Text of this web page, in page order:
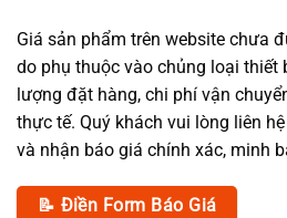
Giá sản phẩm trên website chưa
do phụ thuộc vào chủng loại thiết
lượng đặt hàng, chi phí vận
thực tế. Quý khách vui lòng liên
và nhận báo giá chính xác, minh
📝 Điền Form Báo Giá